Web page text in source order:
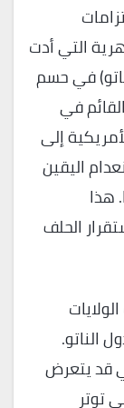
التي أدت
في حسم
في
إلى
اليقين
هذا
الحلف
الناتو.
قد يتعرض
توتر